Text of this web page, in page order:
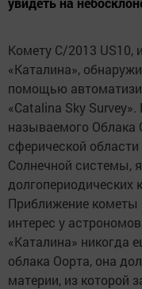
Комету C/2013 US10,
«Каталина»,
помощью
«Catalina Sky
называемого Облака
сферической области
Солнечной системы,
долгопериодических
Приближение
интерес у
«Каталина» никогда
облака Оорта, она
материи, из которой